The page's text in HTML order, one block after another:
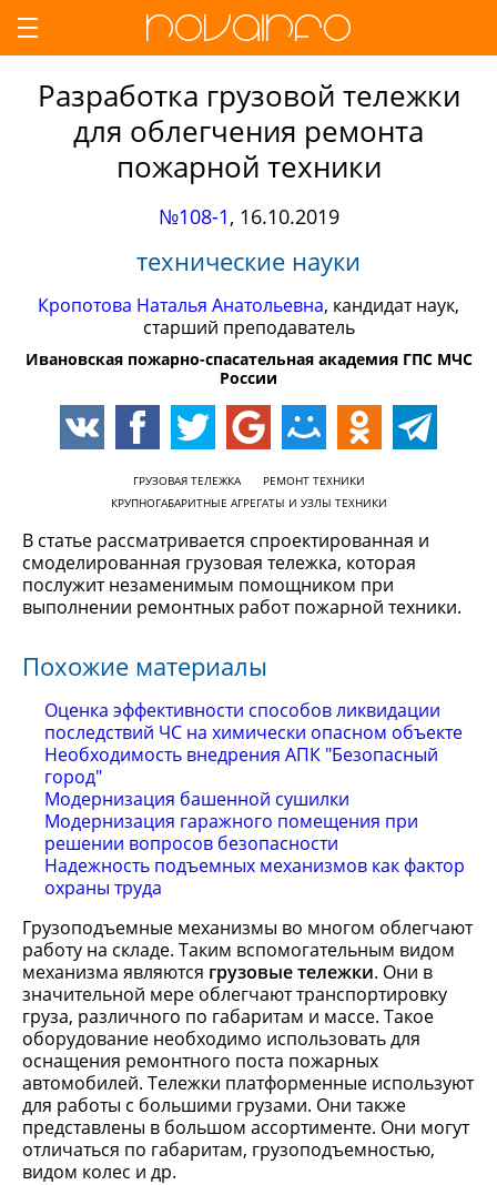
Разработка грузовой тележки
для облегчения ремонта
пожарной техники
№108-1, 16.10.2019
технические науки
Кропотова Наталья Анатольевна, кандидат наук,
старший преподаватель
Ивановская пожарно-спасательная академия ГПС МЧС
России
ГРУЗОВАЯ ТЕЛЕЖКА
РЕМОНТ ТЕХНИКИ
КРУПНОГАБАРИТНЫЕ АГРЕГАТЫ И УЗЛЫ ТЕХНИКИ
В статье рассматривается спроектированная и
смоделированная грузовая тележка, которая
послужит незаменимым помощником при
выполнении ремонтных работ пожарной техники.
Похожие материалы
Оценка эффективности способов ликвидации
последствий ЧС на химически опасном объекте
Необходимость внедрения АПК "Безопасный
город"
Модернизация башенной сушилки
Модернизация гаражного помещения при
решении вопросов безопасности
Надежность подъемных механизмов как фактор
охраны труда
Грузоподъемные механизмы во многом облегчают
работу на складе. Таким вспомогательным видом
механизма являются грузовые тележки. Они в
значительной мере облегчают транспортировку
груза, различного по габаритам и массе. Такое
оборудование необходимо использовать для
оснащения ремонтного поста пожарных
автомобилей. Тележки платформенные используют
для работы с большими грузами. Они также
представлены в большом ассортименте. Они могут
отличаться по габаритам, грузоподъемностью,
видом колес и др.